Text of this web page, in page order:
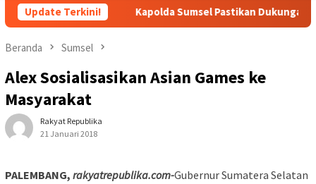
Update Terkini!Kapolda Sumsel Pastikan Dukungan Penuh untuk
Beranda Sumsel
Alex Sosialisasikan Asian Games ke
Masyarakat
Rakyat Republika
21 Januari 2018
PALEMBANG, rakyatrepublika.com-Gubernur Sumatera Selatan